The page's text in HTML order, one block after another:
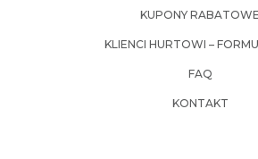
KUPONY RABATOWE
KLIENCI HURTOWI –
FAQ
KONTAKT